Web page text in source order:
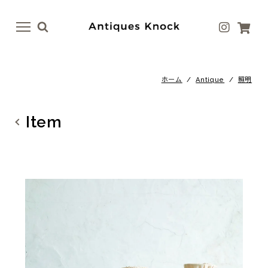
menu
menu
テーブル
照明
ファブリック
ホーム /Antique / 照明
Item